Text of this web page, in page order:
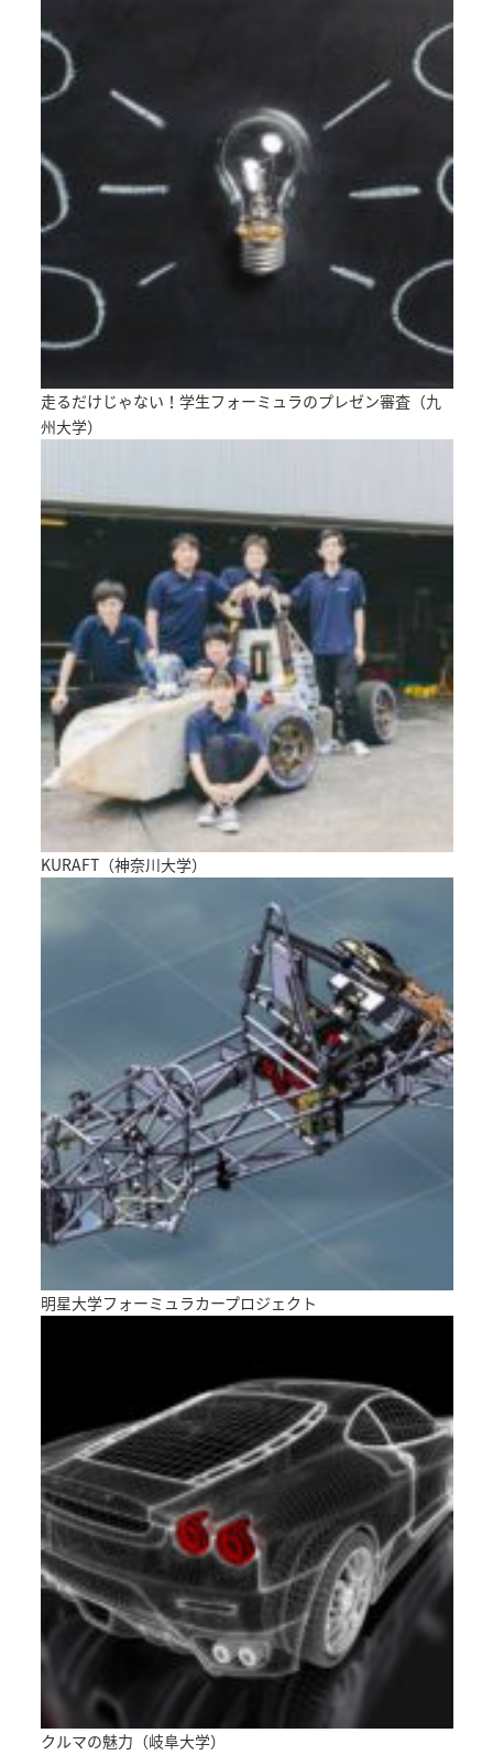
走るだけじゃない！学生フォーミュラのプレゼン審査（九
州大学）
KURAFT（神奈川大学）
明星大学フォーミュラカープロジェクト
クルマの魅力（岐阜大学）